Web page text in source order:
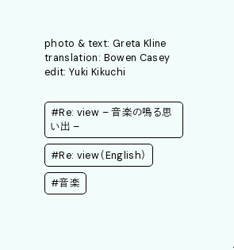
photo & text: Greta Kline
translation: Bowen Casey
edit: Yuki Kikuchi
#Re: view – 音楽の鳴る思
い出 –
#Re: view（English）
#音楽